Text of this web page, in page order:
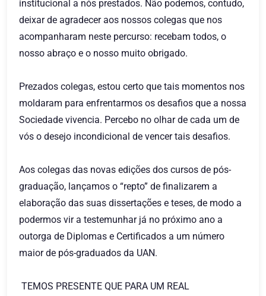
institucional a nós prestados. Não podemos, contudo,
deixar de agradecer aos nossos colegas que nos
acompanharam neste percurso: recebam todos, o
nosso abraço e o nosso muito obrigado.
Prezados colegas, estou certo que tais momentos nos
moldaram para enfrentarmos os desafios que a nossa
Sociedade vivencia. Percebo no olhar de cada um de
vós o desejo incondicional de vencer tais desafios.
Aos colegas das novas edições dos cursos de pós-
graduação, lançamos o “repto” de finalizarem a
elaboração das suas dissertações e teses, de modo a
podermos vir a testemunhar já no próximo ano a
outorga de Diplomas e Certificados a um número
maior de pós-graduados da UAN.
TEMOS PRESENTE QUE PARA UM REAL